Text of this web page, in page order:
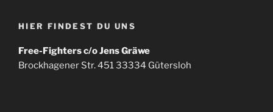
HIER FINDEST DU UNS
Free-Fighters c/o Jens Gräwe
Brockhagener Str. 451 33334 Gütersloh